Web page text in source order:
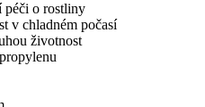
péči o rostliny
v chladném počasí
životnost